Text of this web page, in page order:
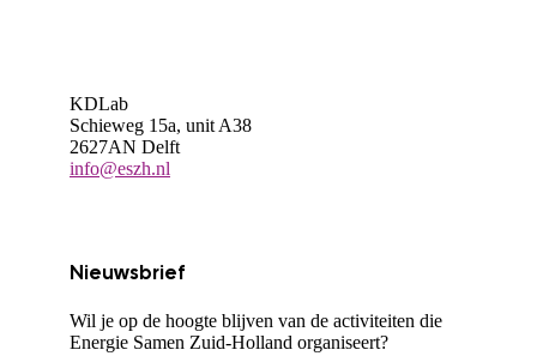
KDLab
Schieweg 15a, unit A38
2627AN Delft
info@eszh.nl
Nieuwsbrief
Wil je op de hoogte blijven van de activiteiten die
Energie Samen Zuid-Holland organiseert?